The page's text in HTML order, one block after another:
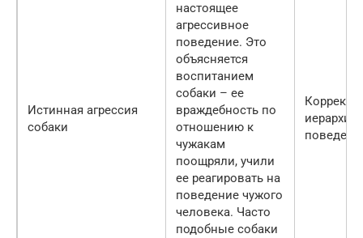
Истинная агрессия
собаки
настоящее
агрессивное
поведение. Это
объясняется
воспитанием
собаки – ее
враждебность по
отношению к
чужакам
поощряли, учили
ее реагировать на
поведение чужого
человека. Часто
подобные собаки